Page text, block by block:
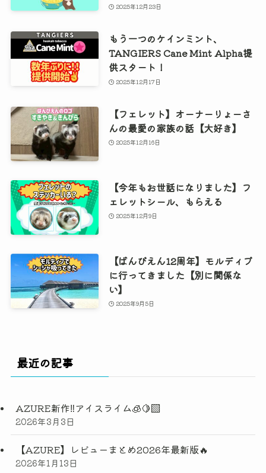
2025年12月23日
もう一つのケインミント、
TANGIERS Cane Mint Alpha提
供スタート！
2025年12月17日
【フェレット】オーナーりょーさ
んの最愛の家族の話【大好き】
2025年12月16日
【今年もお世話になりました】フ
ェレットシール、もらえる
2025年12月9日
【ばんびえん12周年】モルディブ
に行ってきました【別に関係な
い】
2025年9月5日
最近の記事
AZURE新作‼️アイスライム🧊🍋‍🟩
2026年3月3日
【AZURE】レビューまとめ2026年最新版🔥
2026年1月13日